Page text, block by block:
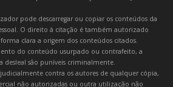
pode descarregar ou copiar os conteúdos da
O direito à citação é também autorizado
clara a origem dos conteúdos citados.
do conteúdo usurpado ou contrafeito, a
são puníveis criminalmente.
judicialmente contra os autores de qualquer cópia,
não autorizadas ou outra utilização não